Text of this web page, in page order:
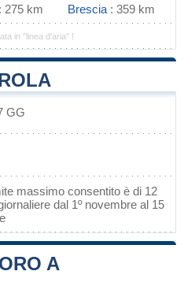
: 275 km Brescia : 359 km
in "linea d'aria" !
GG
massimo consentito è di 12
dal 1º novembre al 15
A